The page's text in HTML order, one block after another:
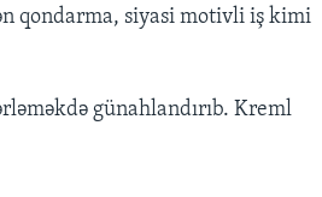
qondarma, siyasi motivli iş kimi
günahlandırıb. Kreml